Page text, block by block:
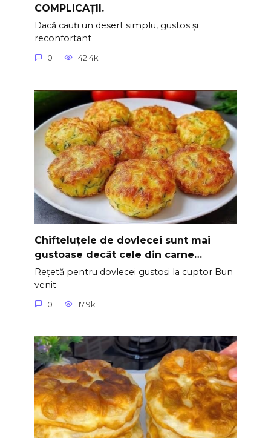
COMPLICAȚII.
Dacă cauți un desert simplu, gustos și
reconfortant
0 42.4k.
Chifteluțele de dovlecei sunt mai
gustoase decât cele din carne…
Rețetă pentru dovlecei gustoși la cuptor Bun
venit
0 17.9k.